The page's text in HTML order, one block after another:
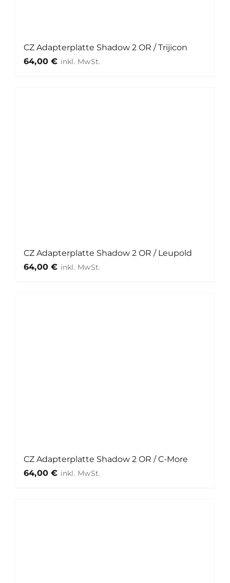
CZ Adapterplatte Shadow 2 OR / Trijicon
64,00€
CZ Adapterplatte Shadow 2 OR / Leupold
64,00€
CZ Adapterplatte Shadow 2 OR / C-More
64,00€